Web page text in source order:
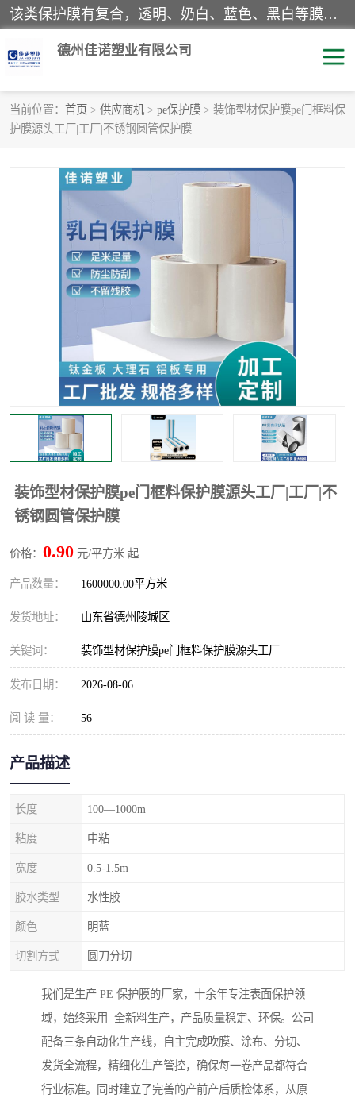
该类保护膜有复合，透明、奶白、蓝色、黑白等膜型。特高粘，高粘，中高粘，中粘，中低粘，低粘等。对于不同的粘力要求有相应的产品相适配。无胶渍残留污染。在较宽的收卷幅度下平整无皱纹，收卷长度大，利于机械化及自动化施工粘贴。为您的产品提供的表面保护解决方案。 产品广泛适用于：铝材、不锈钢、金属、塑料、电子、家电、家具、玻璃、化工材料、装饰材料等。
德州佳诺塑业有限公司
当前位置： 首页 > 供应商机 > pe保护膜 > 装饰型材保护膜pe门框料保
护膜源头工厂|工厂|不锈钢圆管保护膜
装饰型材保护膜pe门框料保护膜源头工厂|工厂|不
锈钢圆管保护膜
价格： 0.90 元/平方米 起
产品数量： 1600000.00平方米
发货地址： 山东省德州陵城区
关键词： 装饰型材保护膜pe门框料保护膜源头工厂
发布日期： 2026-08-06
阅 读 量： 56
产品描述
长度 100—1000m
粘度 中粘
宽度 0.5-1.5m
胶水类型 水性胶
颜色 明蓝
切割方式 圆刀分切
我们是生产 PE 保护膜的厂家，十余年专注表面保护领
域，始终采用 全新料生产，产品质量稳定、环保。公司
配备三条自动化生产线，自主完成吹膜、涂布、分切、
发货全流程，精细化生产管控，确保每一卷产品都符合
行业标准。同时建立了完善的产前产后质检体系，从原
pe保护膜
地毯保护膜 家具保护膜
黑白保护膜 乳白保护膜
明蓝保护膜 纯黑保护膜
彩钢板保护膜
不绣钢板保护膜 两边上胶保护膜
窗缝阻风胶带 铝板保护膜
不锈钢板保护膜 一次性隔离膜